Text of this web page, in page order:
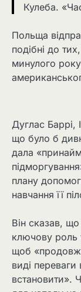
Кулеба.
Польща
подібні до
минулого
Дуглас Баррі,
що було б
дала
плану
навчання її
Він сказав,
ключову роль
щоб
виді переваги
встановити».